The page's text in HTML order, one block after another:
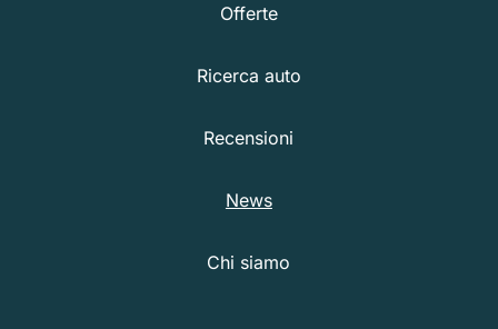
Offerte
Ricerca auto
Recensioni
News
Chi siamo